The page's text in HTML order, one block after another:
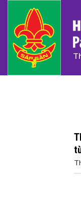
content